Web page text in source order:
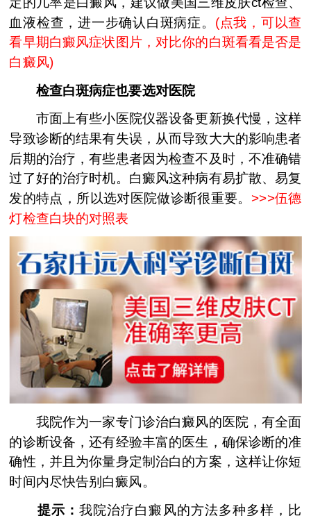
血液检查，进一步确认白斑病症。 (点我，可以查
看早期白癜风症状图片，对比你的白斑看看是否是
白癜风)
检查白斑病症也要选对医院
市面上有些小医院仪器设备更新换代慢，这样
导致诊断的结果有失误，从而导致大大的影响患者
后期的治疗，有些患者因为检查不及时，不准确错
过了好的治疗时机。白癜风这种病有易扩散、易复
发的特点，所以选对医院做诊断很重要。 >>>伍德
灯检查白块的对照表
我院作为一家专门诊治白癜风的医院，有全面
的诊断设备，还有经验丰富的医生，确保诊断的准
确性，并且为你量身定制治白的方案，这样让你短
时间内尽快告别白癜风。
提示： 我院治疗白癜风的方法多种多样，比